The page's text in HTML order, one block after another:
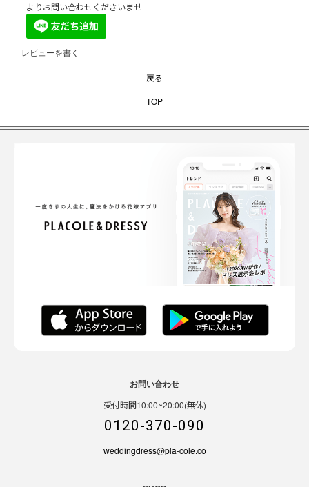
よりお問い合わせくださいませ
レビューを書く
戻る
TOP
お問い合わせ
受付時間10:00~20:00(無休)
0120-370-090
weddingdress@pla-cole.co